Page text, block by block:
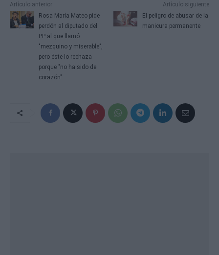
Artículo anterior
Rosa María Mateo pide
perdón al diputado del
PP al que llamó
"mezquino y miserable",
pero éste lo rechaza
porque "no ha sido de
corazón"
Artículo siguiente
El peligro de abusar de la
manicura permanente